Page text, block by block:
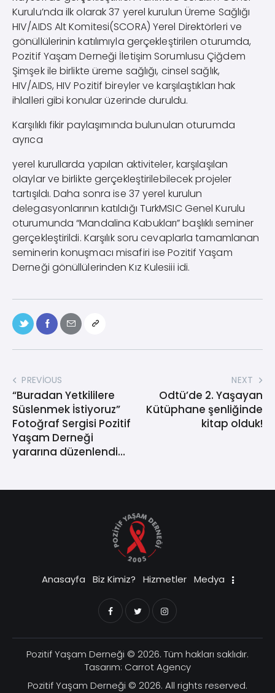
Kurulu’nda ilk olarak 37 yerel kurulun Üreme Sağlığı
HIV/AIDS Alt Komitesi(SCORA) Yerel Direktörleri ve
gönüllülerinin katılımıyla gerçekleştirilen oturumda,
Pozitif Yaşam Derneği İletişim Sorumlusu Çiğdem
Şimşek ile birlikte üreme sağlığı, cinsel sağlık,
HIV/AIDS, HIV Pozitif bireyler ve karşılaştıkları hak
ihlalleri gibi konular üzerinde duruldu.
Karşılıklı fikir paylaşımında bulunulan oturumda
ayrıca
yerel kurullarda yapılan aktiviteler, karşılaşılan
olaylar ve birlikte gerçekleştirilebilecek projeler
tartışıldı. Daha sonra ise 37 yerel kurulun
delegasyonlarının katıldığı TurkMSIC Genel Kurulu
oturumunda “Mandalina Kabukları” başlıklı seminer
gerçekleştirildi. Karşılık soru cevaplarla tamamlanan
seminerin konuşmacı misafiri ise Pozitif Yaşam
Derneği gönüllülerinden Kız Kulesiii idi.
PREVIOUS
“Buradan Yetkililere
Süslenmek İstiyoruz”
Fotoğraf Sergisi Pozitif
Yaşam Derneği
yararına düzenlendi…
NEXT
Odtü’de 2. Yaşayan
Kütüphane şenliğinde
kitap olduk!
Anasayfa Biz Kimiz? Hizmetler Medya
Pozitif Yaşam Derneği © 2026. Tüm hakları saklıdır.
Tasarım: Carrot Agency
Pozitif Yaşam Derneği © 2026. All rights reserved.